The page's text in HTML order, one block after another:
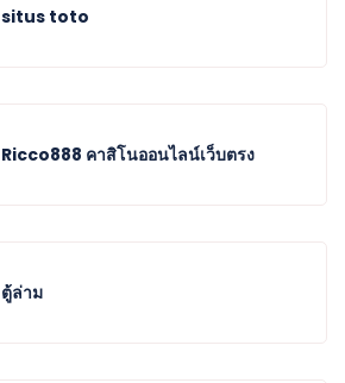
situs toto
Ricco888 คาสิโนออนไลน์เว็บตรง
ตู้ล่าม